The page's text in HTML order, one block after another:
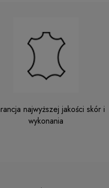
najwyższej jakości skór i
wykonania